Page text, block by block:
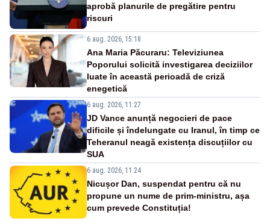
aprobă planurile de pregătire pentru
riscuri
6 aug. 2026, 15:18
Ana Maria Păcuraru: Televiziunea
Poporului solicită investigarea deciziilor
luate în această perioadă de criză
enegetică
6 aug. 2026, 11:27
JD Vance anunță negocieri de pace
dificile și îndelungate cu Iranul, în timp ce
Teheranul neagă existența discuțiilor cu
SUA
6 aug. 2026, 11:24
Nicușor Dan, suspendat pentru că nu
propune un nume de prim-ministru, așa
cum prevede Constituția!